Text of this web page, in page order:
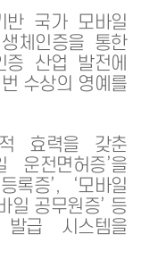
반 국가 모바일
체인증을 통한
증 산업 발전에
수상의 영예를
효력을 갖춘
운전면허증’을
록증’, ‘모바일
일 공무원증’ 등
급 시스템을